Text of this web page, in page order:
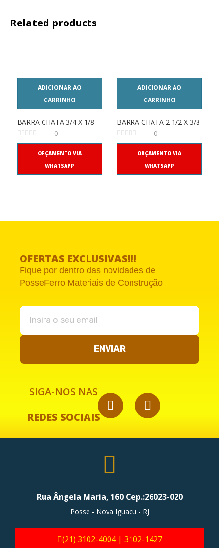
Related products
ADICIONAR AO
CARRINHO
BARRA CHATA 3/4 X 1/8
0
ORÇAMENTO VIA
WHATSAPP
ADICIONAR AO
CARRINHO
BARRA CHATA 2 1/2 X 3/8
0
ORÇAMENTO VIA
WHATSAPP
OFERTAS EXCLUSIVAS!!!
Fique por dentro das novidades de
PosseFerro Materiais de Construção
ENVIAR
SIGA-NOS NAS
REDES SOCIAIS
Rua Ângela Maria, 160 Cep.:26023-020
Posse - Nova Iguaçu - RJ
(21) 3102-4004 | 3102-1427